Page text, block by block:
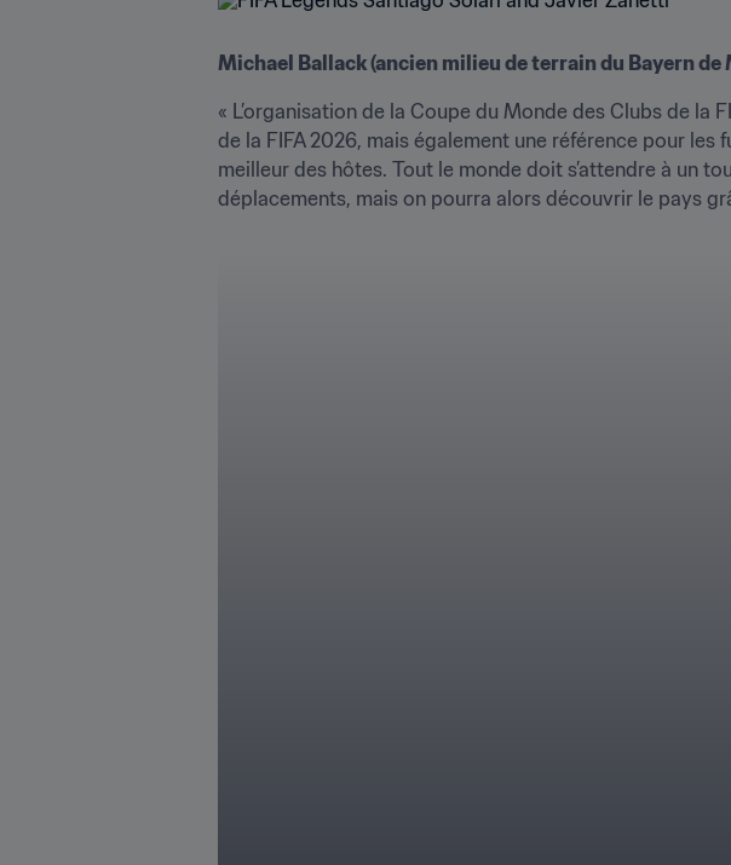
Michael Ballack (ancien milieu de terrain du Bayern de
« L’organisation de la Coupe du Monde des Clubs de
de la FIFA 2026, mais également une référence pour les
meilleur des hôtes. Tout le monde doit s’attendre à un
déplacements, mais on pourra alors découvrir le pays